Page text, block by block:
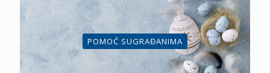
POMOĆ SUGRAĐANIMA